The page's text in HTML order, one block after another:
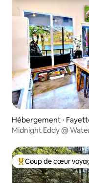
Hébergement ⋅
Midnight Eddy @
Coups de cœur
Coup de cœur